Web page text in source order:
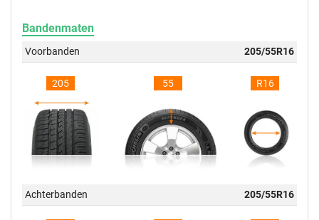
Bandenmaten
Voorbanden 205/55R16
205 55 R16
Achterbanden 205/55R16